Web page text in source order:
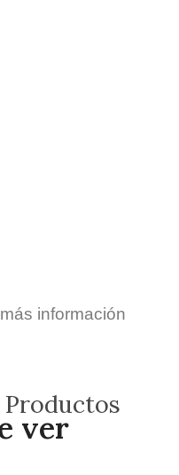
información
ver